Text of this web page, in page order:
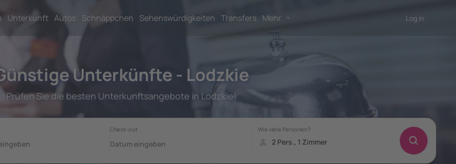
Unterkunft Autos Schnäppchen Sehenswürdigkeiten Transfers Mehr Log in
Unterkünfte - Lodzkie
Prüfen Sie die besten Unterkunftsangebote in Lodzkie!